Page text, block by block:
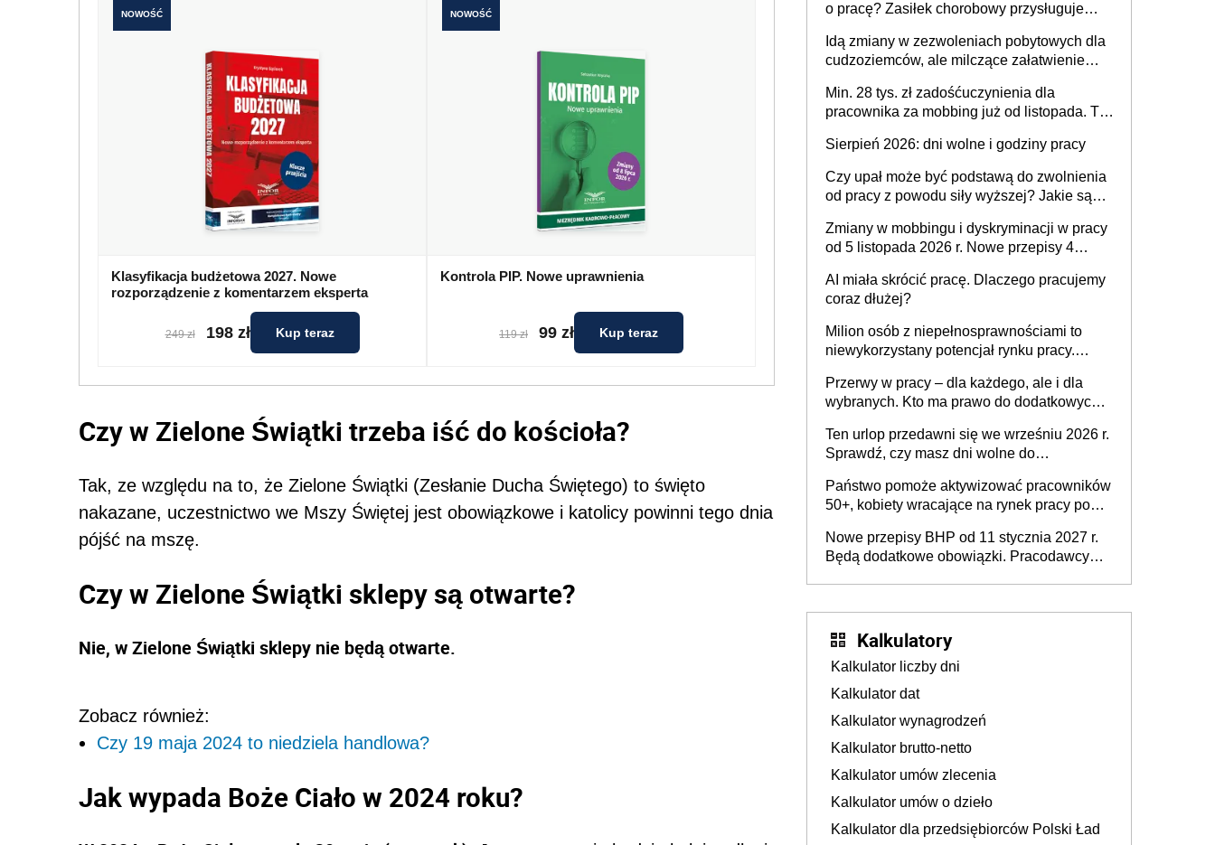
NOWOŚĆ
Klasyfikacja budżetowa 2027. Nowe
rozporządzenie z komentarzem eksperta
249 zł 198 zł Kup teraz
NOWOŚĆ
Kontrola PIP. Nowe uprawnienia
119 zł 99 zł Kup teraz
Czy w Zielone Świątki trzeba iść do kościoła?
Tak, ze względu na to, że Zielone Świątki (Zesłanie Ducha Świętego) to święto
nakazane, uczestnictwo we Mszy Świętej jest obowiązkowe i katolicy powinni tego dnia
pójść na mszę.
Czy w Zielone Świątki sklepy są otwarte?
Nie, w Zielone Świątki sklepy nie będą otwarte.
Zobacz również:
Czy 19 maja 2024 to niedziela handlowa?
Jak wypada Boże Ciało w 2024 roku?
o pracę? Zasiłek chorobowy przysługuje
dni od ustania stosunku pracy
Idą zmiany w zezwoleniach pobytowych dla
cudzoziemców, ale milczące załatwienie
Min. 28 tys. zł zadośćuczynienia dla
pracownika za mobbing już od listopada. To
zespołu
Sierpień 2026: dni wolne i godziny pracy
Czy upał może być podstawą do zwolnienia
od pracy z powodu siły wyższej? Jakie są
Zmiany w mobbingu i dyskryminacji w pracy
od 5 listopada 2026 r. Nowe przepisy 4
Ustaw
AI miała skrócić pracę. Dlaczego pracujemy
coraz dłużej?
Milion osób z niepełnosprawnościami to
niewykorzystany potencjał rynku pracy.
dofinansowań czy refundacji, ale bariery po
stronie systemu i świadomości
pracodawców [WYWIAD]
Przerwy w pracy – dla każdego, ale i dla
wybranych. Kto ma prawo do dodatkowych
Ten urlop przedawni się we wrześniu 2026 r.
Sprawdź, czy masz dni wolne do
Państwo pomoże aktywizować pracowników
50+, kobiety wracające na rynek pracy po
osoby neuroatypowe. Powstanie Fundusz
na rzecz Inkluzywności w Zatrudnianiu?
Nowe przepisy BHP od 11 stycznia 2027 r.
Będą dodatkowe obowiązki. Pracodawcy
Kalkulatory
Kalkulator liczby dni
Kalkulator dat
Kalkulator wynagrodzeń
Kalkulator brutto-netto
Kalkulator umów zlecenia
Kalkulator umów o dzieło
Kalkulator dla przedsiębiorców Polski Ład